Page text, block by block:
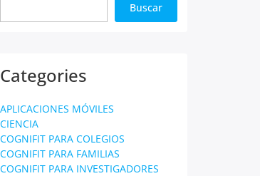
Buscar
Categories
APLICACIONES MÓVILES
CIENCIA
COGNIFIT PARA COLEGIOS
COGNIFIT PARA FAMILIAS
COGNIFIT PARA INVESTIGADORES